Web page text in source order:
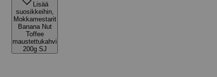
Lisää
suosikkeihin,
Mokkamestarit
Banana Nut
Toffee
maustettukahvi
200g SJ